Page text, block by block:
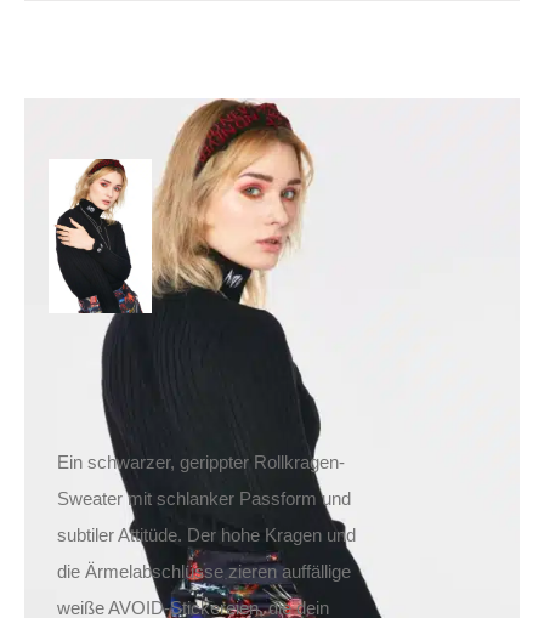
Jawbreaker Pullover
Avoid Turtle
39,90€
Inkl. MwSt.
Lieferzeit: ca. 1-2 Tage DE, ca. 3-4 Tage EU
Ein schwarzer, gerippter Rollkragen-
Sweater mit schlanker Passform und
subtiler Attitüde. Der hohe Kragen und
die Ärmelabschlüsse zieren auffällige
weiße AVOID-Stickereien, die dein